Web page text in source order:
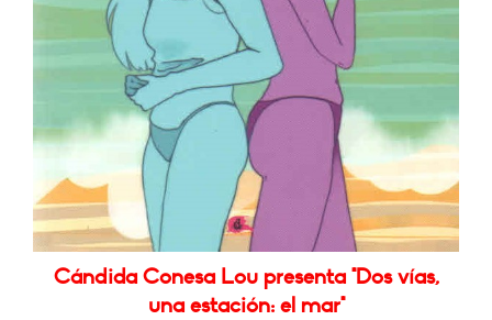
Cándida Conesa Lou presenta "Dos vías,
una estación: el mar"